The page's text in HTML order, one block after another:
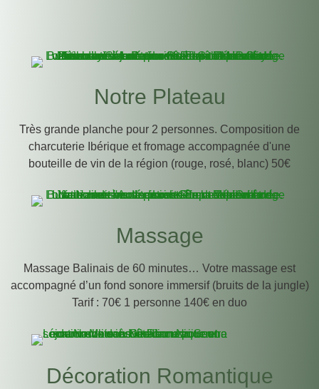
Notre Plateau
Très grande planche pour 2 personnes. Composition de
charcuterie Ibérique et fromage accompagnée d'une
bouteille de vin de la région (rouge, rosé, blanc) 50€
Massage
Massage Balinais de 60 minutes… Votre massage est
accompagné d’un fond sonore immersif (bruits de la jungle)
Tarif : 70€ 1 personne 140€ en duo
Décoration Romantique